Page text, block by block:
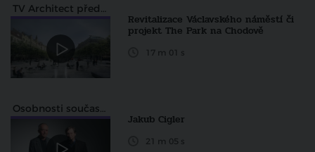
TV Architect představuje
Revitalizace Václavského náměstí či
projekt The Park na Chodově
17 m 01 s
Osobnosti současné architektury
Jakub Cigler
21 m 05 s